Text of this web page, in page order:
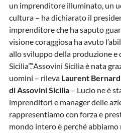
un imprenditore illuminato, un
cultura – ha dichiarato il
imprenditore che ha saputo
visione coraggiosa ha avuto
allo sviluppo della produzione e
Sicilia”.“Assovini Sicilia è nata
uomini – rilevaLaurent Bernard
di Assovini Sicilia– Lucio ne è
imprenditori e manager delle
rappresentiamo con forza e
mondo intero è perché abbiamo